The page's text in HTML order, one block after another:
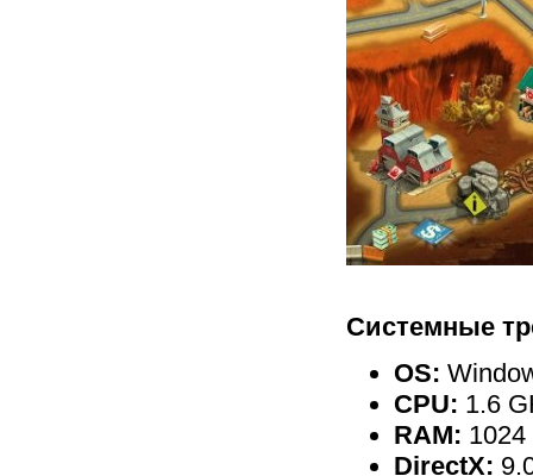
Системные
OS:
CPU: 1.6
RAM: 1024
DirectX: